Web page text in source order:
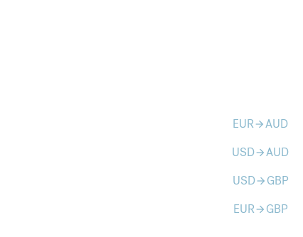
EURarrow_forwardAUD
USDarrow_forwardAUD
USDarrow_forward GBP
EURarrow_forward GBP